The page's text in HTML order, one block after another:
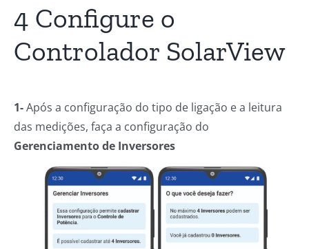
4 Configure o
Controlador SolarView
1-Após a configuração do tipo de ligação e a leitura
das medições, faça a configuração do
Gerenciamento de Inversores